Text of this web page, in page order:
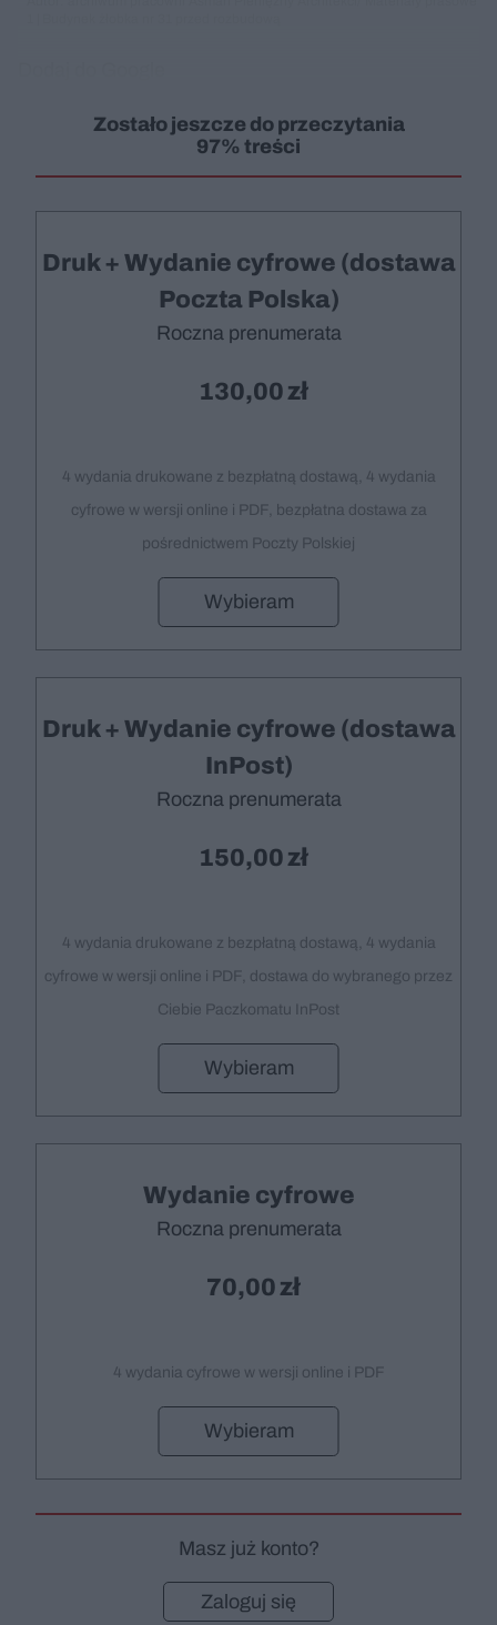
Zostało jeszcze do przeczytania
97% treści
Druk + Wydanie cyfrowe (dostawa
Poczta Polska)
Roczna prenumerata
130,00
4 wydania drukowane z bezpłatną dostawą, 4 wydania
cyfrowe w wersji online i PDF, bezpłatna dostawa za
pośrednictwem Poczty Polskiej
Wybieram
Druk + Wydanie cyfrowe (dostawa
InPost)
Roczna prenumerata
150,00
4 wydania drukowane z bezpłatną dostawą, 4 wydania
cyfrowe w wersji online i PDF, dostawa do wybranego przez
Ciebie Paczkomatu InPost
Wybieram
Wydanie cyfrowe
Roczna prenumerata
70,00
4 wydania cyfrowe w wersji online i PDF
Wybieram
Masz już konto?
Zaloguj się